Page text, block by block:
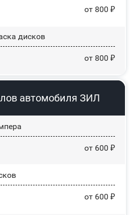
от 800 ₽
дисков
от 800 ₽
автомобиля ЗИЛ
от 600 ₽
от 600 ₽